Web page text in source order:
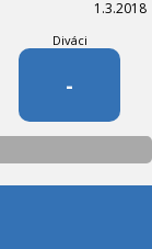
1.3.2018
Diváci
-